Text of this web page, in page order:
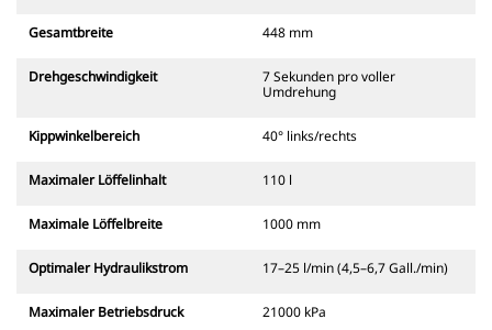
Gesamtbreite 448 mm
Drehgeschwindigkeit
7 Sekunden pro voller
Umdrehung
Kippwinkelbereich 40° links/rechts
Maximaler Löffelinhalt 110 l
Maximale Löffelbreite 1000 mm
Optimaler Hydraulikstrom 17–25 l/min (4,5–6,7 Gall./min)
Maximaler Betriebsdruck 21000 kPa